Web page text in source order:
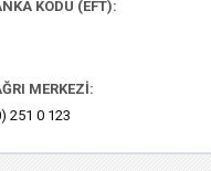
KODU (EFT):
MERKEZI:
251 0 123